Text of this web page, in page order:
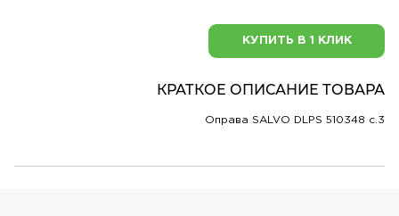
КУПИТЬ В 1 КЛИК
КРАТКОЕ ОПИСАНИЕ ТОВАРА
Оправа SALVO DLPS 510348 c.3